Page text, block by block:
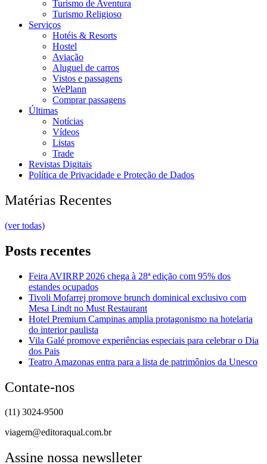
Turismo de Aventura
Turismo Religioso
Serviços
Hotéis & Resorts
Hostel
Aviação
Aluguel de carros
Vistos e passagens
WePlann
Comprar passagens
Últimas
Notícias
Vídeos
Listas
Trade
Revistas Digitais
Política de Privacidade e Proteção de Dados
Matérias Recentes
(ver todas)
Posts recentes
Feira AVIRRP 2026 chega à 28ª edição com 95% dos
estandes ocupados
Tivoli Mofarrej promove brunch dominical exclusivo com
Mesa Lindt no Must Restaurant
Hotel Premium Campinas amplia protagonismo na hotelaria
do interior paulista
Vila Galé promove experiências especiais para celebrar o Dia
dos Pais
Teatro Amazonas entra para a lista de patrimônios da Unesco
Contate-nos
(11) 3024-9500
viagem@editoraqual.com.br
Assine nossa newslleter